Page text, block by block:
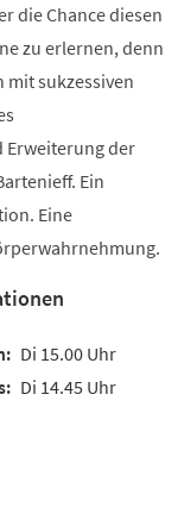
die Chance diesen
zu erlernen, denn
mit sukzessiven
Erweiterung der
Ein
Eine
Di 15.00 Uhr
Di 14.45 Uhr